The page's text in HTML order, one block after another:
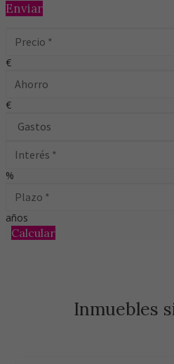
Enviar
€
€
%
años
Calcular
Inmuebles